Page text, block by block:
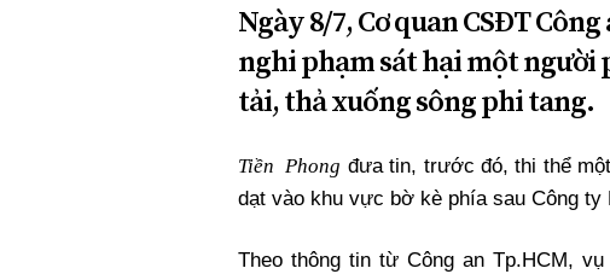
Ngày 8/7, Cơ quan CSĐT
nghi phạm sát hại một người
tải, thả xuống sông phi tang.
Tiền Phong đưa tin, trước đó, thi thể
dạt vào khu vực bờ kè phía sau Công
Theo thông tin từ Công an Tp.HCM,